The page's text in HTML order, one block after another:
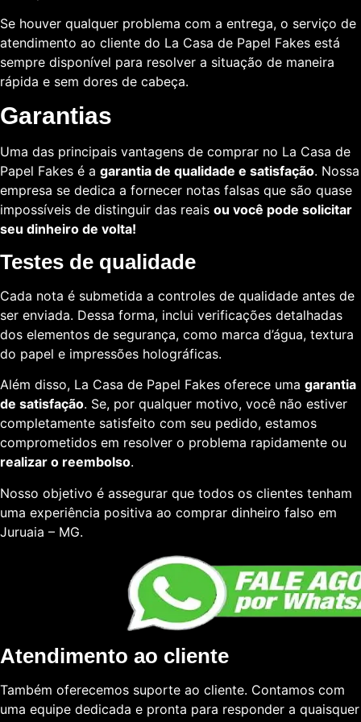
Se houver qualquer problema com a entrega, o serviço de
atendimento ao cliente do La Casa de Papel Fakes está
sempre disponível para resolver a situação de maneira
rápida e sem dores de cabeça.
Garantias
Uma das principais vantagens de comprar no La Casa de
Papel Fakes é a garantia de qualidade e satisfação. Nossa
empresa se dedica a fornecer notas falsas que são quase
impossíveis de distinguir das reais ou você pode solicitar
seu dinheiro de volta!
Testes de qualidade
Cada nota é submetida a controles de qualidade antes de
ser enviada. Dessa forma, inclui verificações detalhadas
dos elementos de segurança, como marca d’água, textura
do papel e impressões holográficas.
Além disso, La Casa de Papel Fakes oferece uma garantia
de satisfação. Se, por qualquer motivo, você não estiver
completamente satisfeito com seu pedido, estamos
comprometidos em resolver o problema rapidamente ou
realizar o reembolso.
Nosso objetivo é assegurar que todos os clientes tenham
uma experiência positiva ao comprar dinheiro falso em
Juruaia – MG.
Atendimento ao cliente
Também oferecemos suporte ao cliente. Contamos com
uma equipe dedicada e pronta para responder a quaisquer